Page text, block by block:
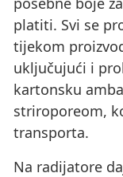
platiti. Svi se
tijekom
uključujući i
kartonsku
striroporeom,
transporta.
Na radijatore